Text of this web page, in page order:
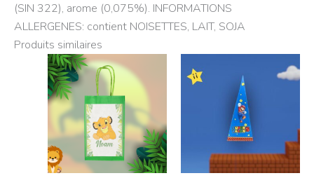
(SIN 322), arome (0,075%). INFORMATIONS
ALLERGENES: contient NOISETTES, LAIT, SOJA
Produits similaires
Ce
produit
a
plusieurs
variations.
Les
options
produit
plusieurs
variations.
Les
options